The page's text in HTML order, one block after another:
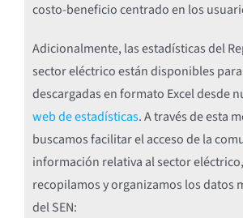
costo-beneficio centrado en los
Adicionalmente, las estadísticas del
sector eléctrico están disponibles
descargadas en formato Excel desde
web de estadísticas. A través de esta
buscamos facilitar el acceso de la
información relativa al sector
recopilamos y organizamos los datos
del SEN: